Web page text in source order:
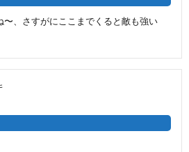
〜、さすがにここまでくると敵も強い